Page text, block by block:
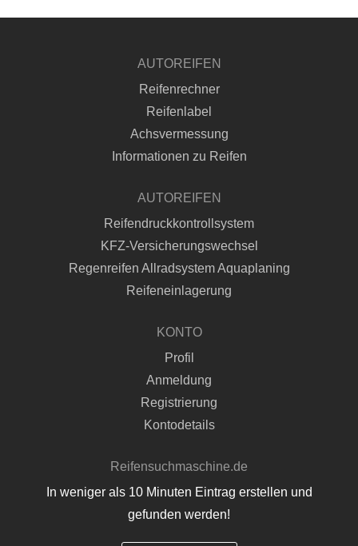
AUTOREIFEN
Reifenrechner
Reifenlabel
Achsvermessung
Informationen zu Reifen
AUTOREIFEN
Reifendruckkontrollsystem
KFZ-Versicherungswechsel
Regenreifen Allradsystem Aquaplaning
Reifeneinlagerung
KONTO
Profil
Anmeldung
Registrierung
Kontodetails
Reifensuchmaschine.de
In weniger als 10 Minuten Eintrag erstellen und
gefunden werden!